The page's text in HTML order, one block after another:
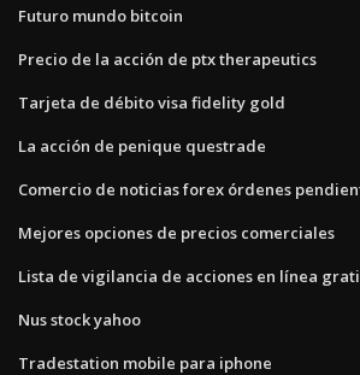
Futuro mundo bitcoin
Precio de la acción de ptx therapeutics
Tarjeta de débito visa fidelity gold
La acción de penique questrade
Comercio de noticias forex órdenes
Mejores opciones de precios comerciales
Lista de vigilancia de acciones en línea
Nus stock yahoo
Tradestation mobile para iphone